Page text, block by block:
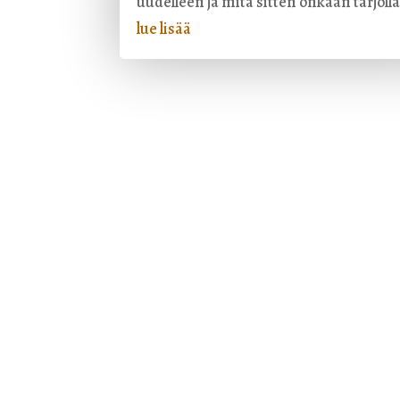
lue lisää